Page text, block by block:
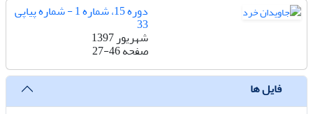
دوره 15، شماره 1 - شماره پیاپی
33
شهریور 1397
صفحه27-46
فایل ها